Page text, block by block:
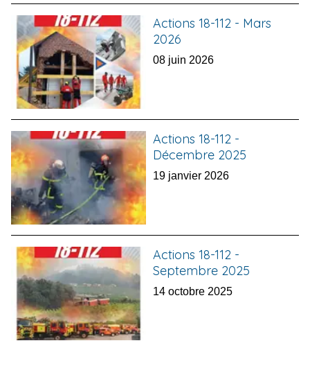
Actions 18-112 - Mars
2026
08 juin 2026
Actions 18-112 -
Décembre 2025
19 janvier 2026
Actions 18-112 -
Septembre 2025
14 octobre 2025